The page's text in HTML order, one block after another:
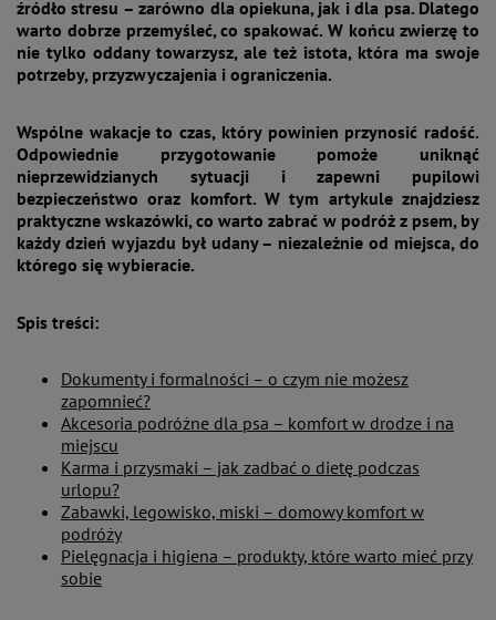
źródło stresu – zarówno dla opiekuna, jak i dla psa. Dlatego
warto dobrze przemyśleć, co spakować. W końcu zwierzę to
nie tylko oddany towarzysz, ale też istota, która ma swoje
potrzeby, przyzwyczajenia i ograniczenia.
Wspólne wakacje to czas, który powinien przynosić radość.
Odpowiednie przygotowanie pomoże uniknąć
nieprzewidzianych sytuacji i zapewni pupilowi
bezpieczeństwo oraz komfort. W tym artykule znajdziesz
praktyczne wskazówki, co warto zabrać w podróż z psem, by
każdy dzień wyjazdu był udany – niezależnie od miejsca, do
którego się wybieracie.
Spis treści:
Dokumenty i formalności – o czym nie możesz
zapomnieć?
Akcesoria podróżne dla psa – komfort w drodze i na
miejscu
Karma i przysmaki – jak zadbać o dietę podczas
urlopu?
Zabawki, legowisko, miski – domowy komfort w
podróży
Pielęgnacja i higiena – produkty, które warto mieć przy
sobie